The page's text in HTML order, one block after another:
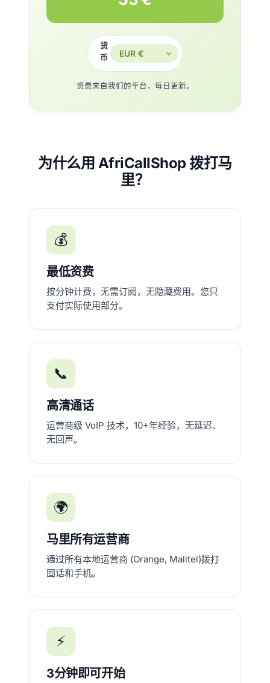
货
币
资费来自我们的平台，每日更新。
为什么用 AfriCallShop 拨打马
里？
💰
最低资费
按分钟计费，无需订阅，无隐藏费用。您只
支付实际使用部分。
📞
高清通话
运营商级 VoIP 技术，10+年经验，无延迟、
无回声。
🌍
马里所有运营商
通过所有本地运营商 (Orange, Malitel)拨打
固话和手机。
⚡
3分钟即可开始